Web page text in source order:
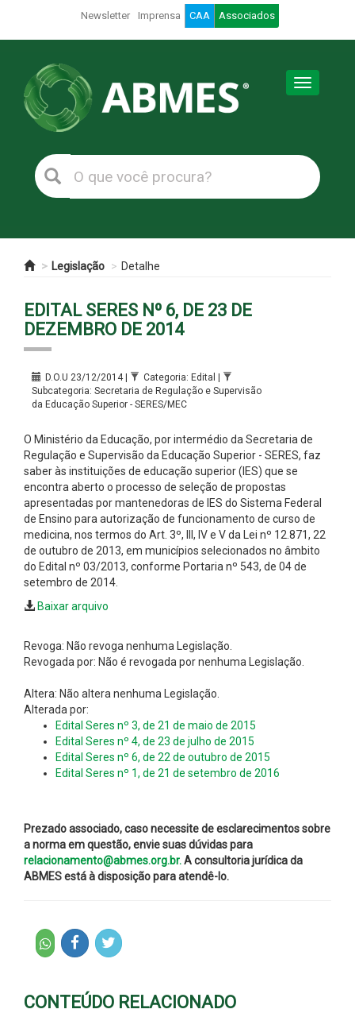
Newsletter Imprensa CAA Associados
Toggle
Legislação Detalhe
EDITAL SERES Nº 6, DE 23 DE
DEZEMBRO DE 2014
D.O.U 23/12/2014 |
Categoria: Edital |
Subcategoria: Secretaria de Regulação e Supervisão
da Educação Superior - SERES/MEC
O Ministério da Educação, por intermédio da Secretaria de
Regulação e Supervisão da Educação Superior - SERES, faz
saber às instituições de educação superior (IES) que se
encontra aberto o processo de seleção de propostas
apresentadas por mantenedoras de IES do Sistema Federal
de Ensino para autorização de funcionamento de curso de
medicina, nos termos do Art. 3º, III, IV e V da Lei nº 12.871, 22
de outubro de 2013, em municípios selecionados no âmbito
do Edital nº 03/2013, conforme Portaria nº 543, de 04 de
setembro de 2014.
Baixar arquivo
Revoga: Não revoga nenhuma Legislação.
Revogada por: Não é revogada por nenhuma Legislação.
Altera: Não altera nenhuma Legislação.
Alterada por:
Edital Seres nº 3, de 21 de maio de 2015
Edital Seres nº 4, de 23 de julho de 2015
Edital Seres nº 6, de 22 de outubro de 2015
Edital Seres nº 1, de 21 de setembro de 2016
Prezado associado, caso necessite de esclarecimentos sobre
a norma em questão, envie suas dúvidas para
relacionamento@abmes.org.br.A consultoria jurídica da
ABMES está à disposição para atendê-lo.
CONTEÚDO RELACIONADO